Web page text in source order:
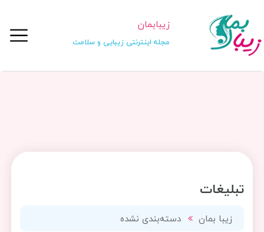
زیبابمان
مجله اینترنتی زیبایی و سلامت
تبلیغات
زیبا بمان دسته‌بندی نشده